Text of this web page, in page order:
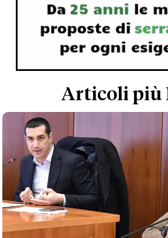
Articoli più